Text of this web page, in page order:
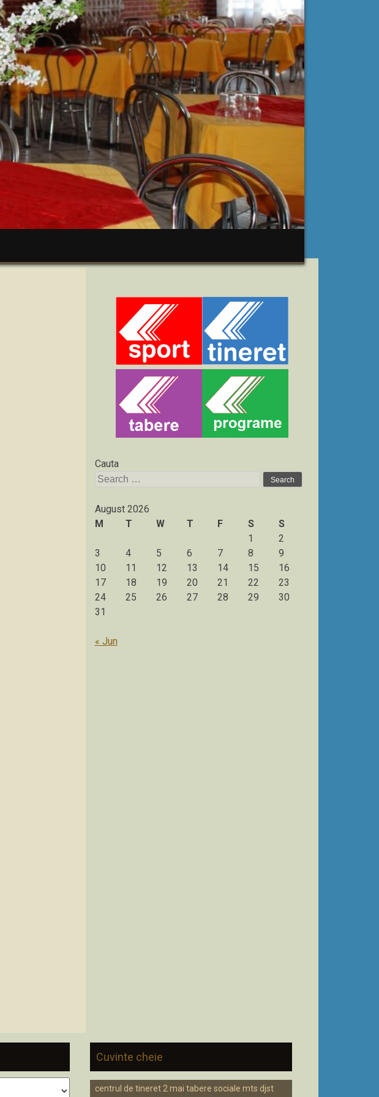
Cauta
Search
August 2026
M
T W T F S
S
1
2
3
4 5 6 7 8
9
10
11 12 13 14 15
16
17
18 19 20 21 22
23
24
25 26 27 28 29
30
31
« Jun
Cuvinte cheie
centrul de tineret 2 mai tabere sociale mts djst